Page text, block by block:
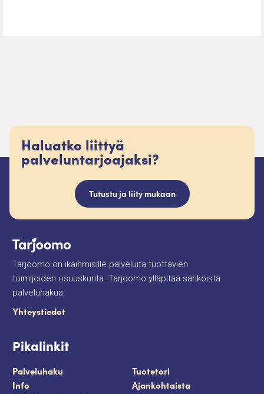
Haluatko liittyä
palveluntarjoajaksi?
Tutustu ja liity mukaan
Tarjoomo on ikäihmisille palveluita tuottavien
toimijoiden osuuskunta. Tarjoomo ylläpitää sähköistä
palveluhakua.
Yhteystiedot
Pikalinkit
Palveluhaku
Tuotetori
Info
Ajankohtaista